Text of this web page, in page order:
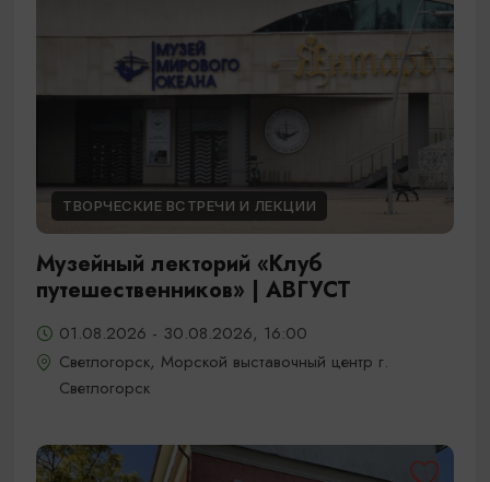
ТВОРЧЕСКИЕ ВСТРЕЧИ И ЛЕКЦИИ
Музейный лекторий «Клуб
путешественников» | АВГУСТ
01.08.2026 - 30.08.2026, 16:00
Светлогорск, Морской выставочный центр г.
Светлогорск